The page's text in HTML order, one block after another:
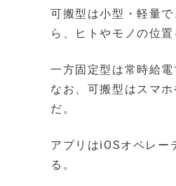
可搬型は小型・軽量
ら、ヒトやモノの位
一方固定型は常時給
なお、可搬型はスマ
だ。
アプリはiOSオペレー
る。